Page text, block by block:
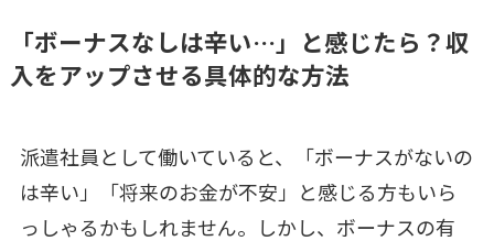
「ボーナスなしは辛い…」と感じたら？収
入をアップさせる具体的な方法
派遣社員として働いていると、「ボーナスがないの
は辛い」「将来のお金が不安」と感じる方もいら
っしゃるかもしれません。しかし、ボーナスの有